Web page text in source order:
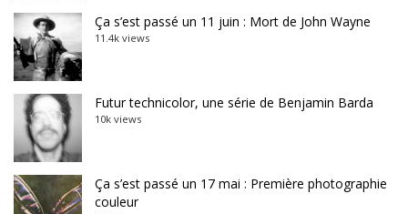
Ça s’est passé un 11 juin : Mort de John Wayne
11.4k views
Futur technicolor, une série de Benjamin Barda
10k views
Ça s’est passé un 17 mai : Première photographie
couleur